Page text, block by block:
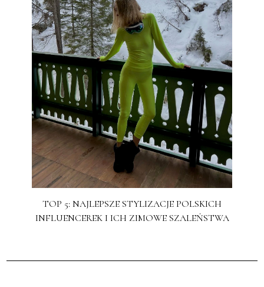
TOP 5: NAJLEPSZE STYLIZACJE POLSKICH
INFLUENCEREK I ICH ZIMOWE SZALEŃSTWA